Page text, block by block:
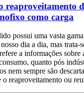
reaproveitamento
como carga
possui uma vasta
dia a dia, mas trata-
a informações sobre
quanto pós
nem sempre são
o reaproveitamento ou